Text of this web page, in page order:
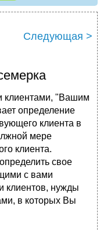
Следующая >
клиентами, "Вашим
определение
клиента в
мере
клиента.
свое
с вами
клиентов, нужды
в которых Вы